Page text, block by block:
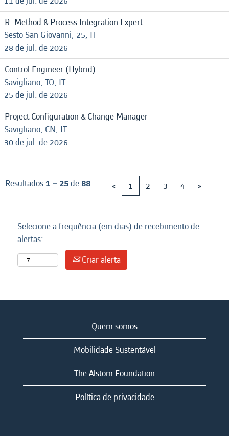
R: Method & Process Integration Expert
Sesto San Giovanni, 25, IT
28 de jul. de 2026
Control Engineer (Hybrid)
Savigliano, TO, IT
25 de jul. de 2026
Project Configuration & Change Manager
Savigliano, CN, IT
30 de jul. de 2026
Resultados1 – 25de 88 « 1 2 3 4 »
Selecione a frequência (em dias) de recebimento de
alertas:
Criar alerta
Quem somos
Mobilidade Sustentável
The Alstom Foundation
Política de privacidade